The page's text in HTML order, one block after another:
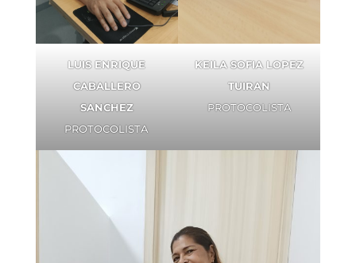
LUIS ENRIQUE
CABALLERO
SANCHEZ
PROTOCOLISTA
KEILA SOFIA LOPEZ
TUIRAN
PROTOCOLISTA